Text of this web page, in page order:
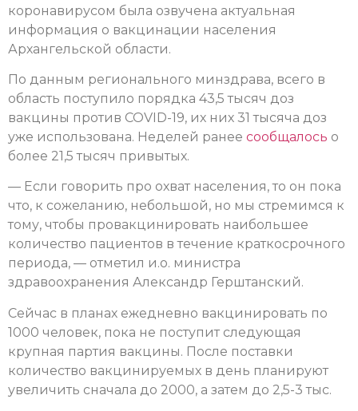
коронавирусом была озвучена актуальная
информация о вакцинации населения
Архангельской области.
По данным регионального минздрава, всего в
область поступило порядка 43,5 тысяч доз
вакцины против COVID-19, их них 31 тысяча доз
уже использована. Неделей ранее сообщалось о
более 21,5 тысяч привытых.
— Если говорить про охват населения, то он пока
что, к сожеланию, небольшой, но мы стремимся к
тому, чтобы провакцинировать наибольшее
количество пациентов в течение краткосрочного
периода, — отметил и.о. министра
здравоохранения Александр Герштанский.
Сейчас в планах ежедневно вакцинировать по
1000 человек, пока не поступит следующая
крупная партия вакцины. После поставки
количество вакцинируемых в день планируют
увеличить сначала до 2000, а затем до 2,5-3 тыс.